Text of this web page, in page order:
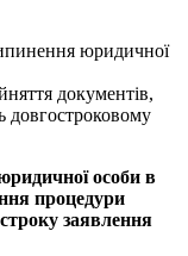
юридичної
документів,
довгостроковому
особи в
процедури
заявлення